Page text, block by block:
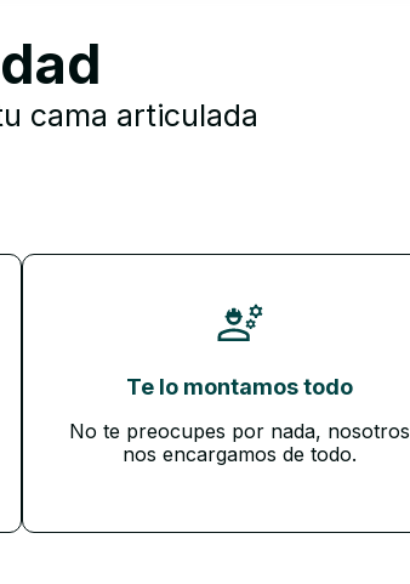
cama articulada
Te lo montamos todo
No te preocupes por nada, nosotros
nos encargamos de todo.